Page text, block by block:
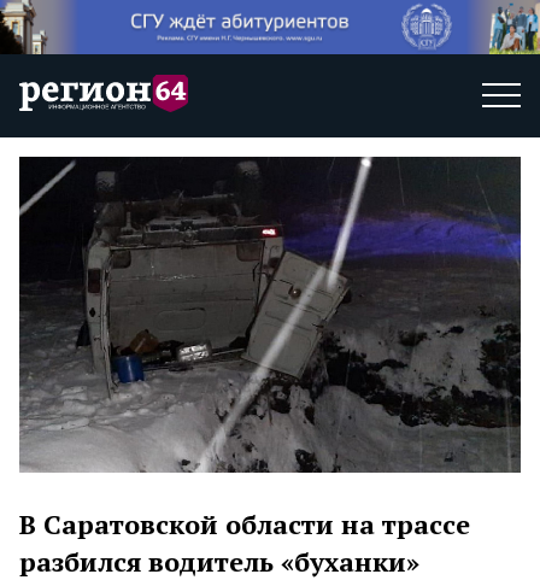
В Саратовской области на трассе
разбился водитель «буханки»